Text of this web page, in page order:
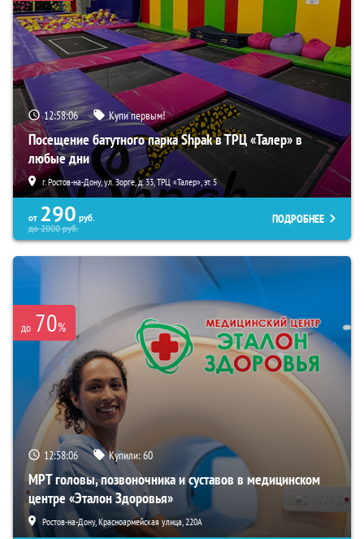
12:58:05 Купи первым!
Посещение батутного парка Shpak в ТРЦ «Талер» в
любые дни
г. Ростов-на-Дону, ул. Зорге, д. 33, ТРЦ «Талер», эт. 5
от 290 руб.
до2000руб.
ПОДРОБНЕЕ
до 70%
12:58:05 Купили:60
МРТ головы, позвоночника и суставов в медицинском
центре «Эталон Здоровья»
Ростов-на-Дону, Красноармейская улица, 220А